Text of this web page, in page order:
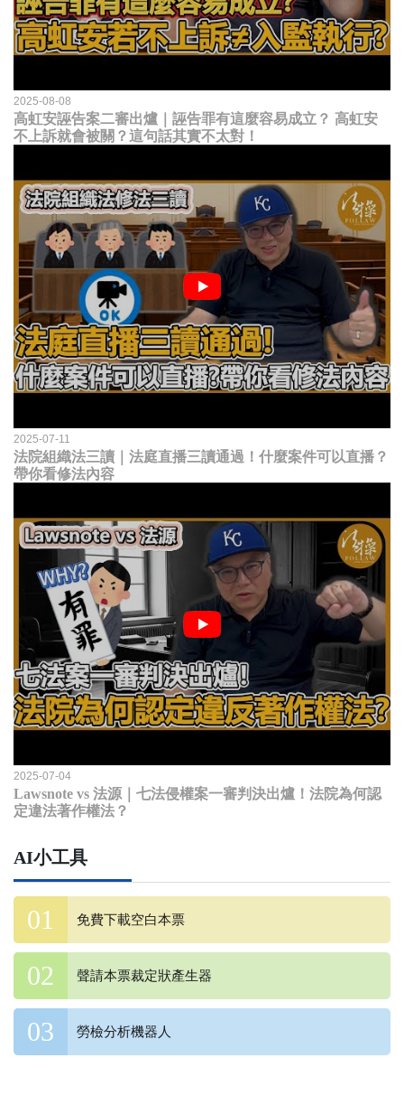
2025-08-08
高虹安誣告案二審出爐｜誣告罪有這麼容易成立？ 高虹安
不上訴就會被關？這句話其實不太對！
2025-07-11
法院組織法三讀｜法庭直播三讀通過！什麼案件可以直播？
帶你看修法內容
2025-07-04
Lawsnote vs 法源｜七法侵權案一審判決出爐！法院為何認
定違法著作權法？
AI小工具
免費下載空白本票
聲請本票裁定狀產生器
勞檢分析機器人